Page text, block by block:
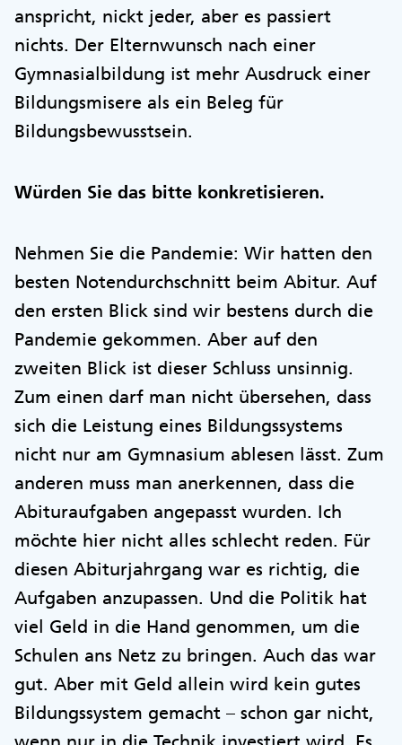
anspricht, nickt jeder, aber es passiert
nichts. Der Elternwunsch nach einer
Gymnasialbildung ist mehr Ausdruck einer
Bildungsmisere als ein Beleg für
Bildungsbewusstsein.
Würden Sie das bitte konkretisieren.
Nehmen Sie die Pandemie: Wir hatten den
besten Notendurchschnitt beim Abitur. Auf
den ersten Blick sind wir bestens durch die
Pandemie gekommen. Aber auf den
zweiten Blick ist dieser Schluss unsinnig.
Zum einen darf man nicht übersehen, dass
sich die Leistung eines Bildungssystems
nicht nur am Gymnasium ablesen lässt. Zum
anderen muss man anerkennen, dass die
Abituraufgaben angepasst wurden. Ich
möchte hier nicht alles schlecht reden. Für
diesen Abiturjahrgang war es richtig, die
Aufgaben anzupassen. Und die Politik hat
viel Geld in die Hand genommen, um die
Schulen ans Netz zu bringen. Auch das war
gut. Aber mit Geld allein wird kein gutes
Bildungssystem gemacht – schon gar nicht,